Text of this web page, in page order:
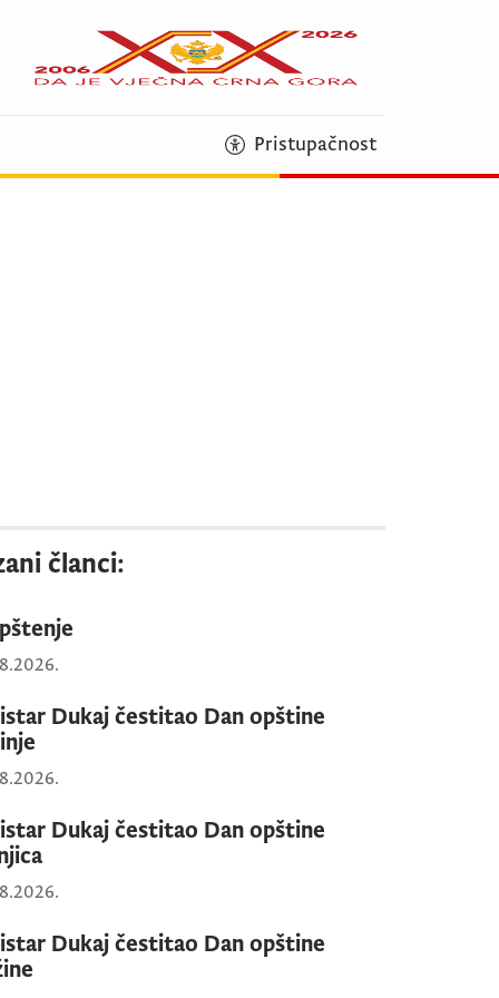
Pristupačnost
članci:
Dukaj čestitao Dan opštine
Dukaj čestitao Dan opštine
Dukaj čestitao Dan opštine